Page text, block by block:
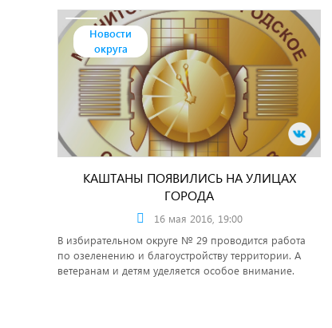
Новости
округа
КАШТАНЫ ПОЯВИЛИСЬ НА УЛИЦАХ
ГОРОДА
16 мая 2016, 19:00
В избирательном округе № 29 проводится работа
по озеленению и благоустройству территории. А
ветеранам и детям уделяется особое внимание.